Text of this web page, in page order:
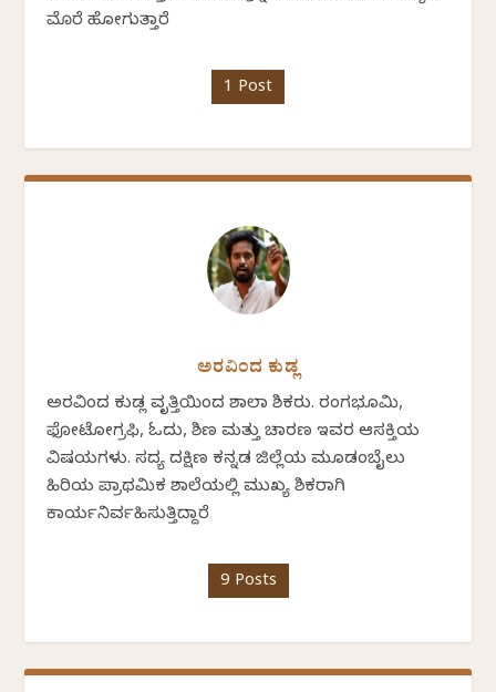
ಮೊರೆ ಹೋಗುತ್ತಾರೆ
1 Post
ಅರವಿಂದ ಕುಡ್ಲ
ಅರವಿಂದ ಕುಡ್ಲ ವೃತ್ತಿಯಿಂದ ಶಾಲಾ ಶಿಕ್ಷಕರು. ರಂಗಭೂಮಿ,
ಫೋಟೋಗ್ರಫಿ, ಓದು, ಶಿಕ್ಷಣ ಮತ್ತು ಚಾರಣ ಇವರ ಆಸಕ್ತಿಯ
ವಿಷಯಗಳು. ಸದ್ಯ ದಕ್ಷಿಣ ಕನ್ನಡ ಜಿಲ್ಲೆಯ ಮೂಡಂಬೈಲು
ಹಿರಿಯ ಪ್ರಾಥಮಿಕ ಶಾಲೆಯಲ್ಲಿ ಮುಖ್ಯ ಶಿಕ್ಷಕರಾಗಿ
ಕಾರ್ಯನಿರ್ವಹಿಸುತ್ತಿದ್ದಾರೆ
9 Posts